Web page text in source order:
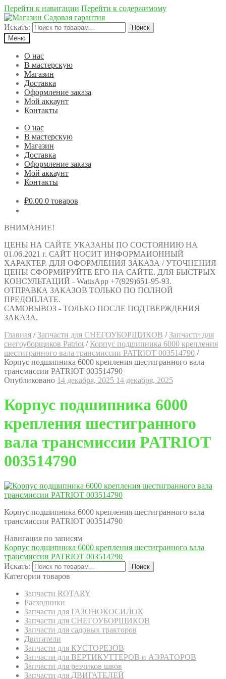
Перейти к навигации Перейти к содержимому
Искать:
Поиск
Меню
О нас
В мастерскую
Магазин
Доставка
Оформление заказа
Мой аккаунт
Контакты
О нас
В мастерскую
Магазин
Доставка
Оформление заказа
Мой аккаунт
Контакты
₽0.00 0 товаров
ВНИМАНИЕ!
ЦЕНЫ НА САЙТЕ УКАЗАНЫ ПО СОСТОЯНИЮ НА
01.06.2021 г. САЙТ НОСИТ ИНФОРМАИОННЫЙ
ХАРАКТЕР. ДЛЯ ОФОРМЛЕНИЯ ЗАКАЗА / УТОЧНЕНИЯ
ЦЕНЫ СФОРМИРУЙТЕ ЕГО НА САЙТЕ. ДЛЯ БЫСТРЫХ
КОНСУЛЬТАЦИЙ - WattsApp +7(929)651-95-93.
ОТПРАВКА ЗАКАЗОВ ТОЛЬКО ПО ПОЛНОЙ
ПРЕДОПЛАТЕ.
САМОВЫВОЗ - ТОЛЬКО ПОСЛЕ ПОДТВЕРЖДЕНИЯ
ЗАКАЗА.
Главная / Запчасти для СНЕГОУБОРЩИКОВ / Запчасти для
снегоуборщиков Patriot / Корпус подшипника 6000 крепления
шестигранного вала трансмиссии PATRIOT 003514790 /
Корпус подшипника 6000 крепления шестигранного вала
трансмиссии PATRIOT 003514790
Опубликовано 14 декабря, 2025 14 декабря, 2025
Корпус подшипника 6000
крепления шестигранного
вала трансмиссии PATRIOT
003514790
Корпус подшипника 6000 крепления шестигранного вала
трансмиссии PATRIOT 003514790
Навигация по записям
Корпус подшипника 6000 крепления шестигранного вала
трансмиссии PATRIOT 003514790
Искать:
Поиск
Категории товаров
Запчасти ROTARY
Расходники
Запчасти для ГАЗОНОКОСИЛОК
Запчасти для СНЕГОУБОРЩИКОВ
Запчасти для садовых тракторов
Двигатели
Запчасти для КУСТОРЕЗОВ
Запчасти для ВЕРТИКУТТЕРОВ и АЭРАТОРОВ
Запчасти для резчиков швов
Запчасти для ДВИГАТЕЛЕЙ